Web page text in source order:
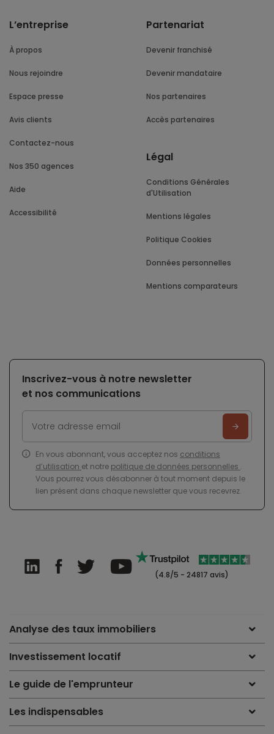
L’entreprise
À propos
Nous rejoindre
Espace presse
Avis clients
Contactez-nous
Nos 350 agences
Aide
Accessibilité
Partenariat
Devenir franchisé
Devenir mandataire
Nos partenaires
Accès partenaires
Légal
Conditions Générales
d'Utilisation
Mentions légales
Politique Cookies
Données personnelles
Mentions comparateurs
Inscrivez-vous à notre newsletter
et nos communications
En vous abonnant, vous acceptez nos conditions
d’utilisation et notre politique de données personnelles .
Vous pourrez vous désabonner à tout moment depuis le
lien présent dans chaque newsletter que vous recevrez.
(4.8/5 - 24817 avis)
Analyse des taux immobiliers
Investissement locatif
Le guide de l'emprunteur
Les indispensables